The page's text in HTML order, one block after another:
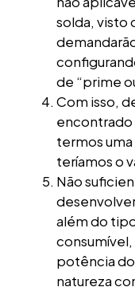
solda, visto
de “prime
Com isso,
encontrado
termos
teríamos o
Não
além do
potência
natureza